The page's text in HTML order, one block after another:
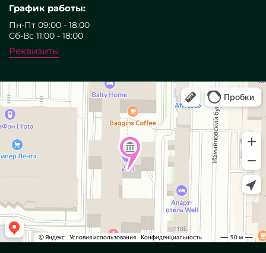
График работы:
Пн-Пт 09:00 - 18:00
Сб-Вс 11:00 - 18:00
Реквизиты